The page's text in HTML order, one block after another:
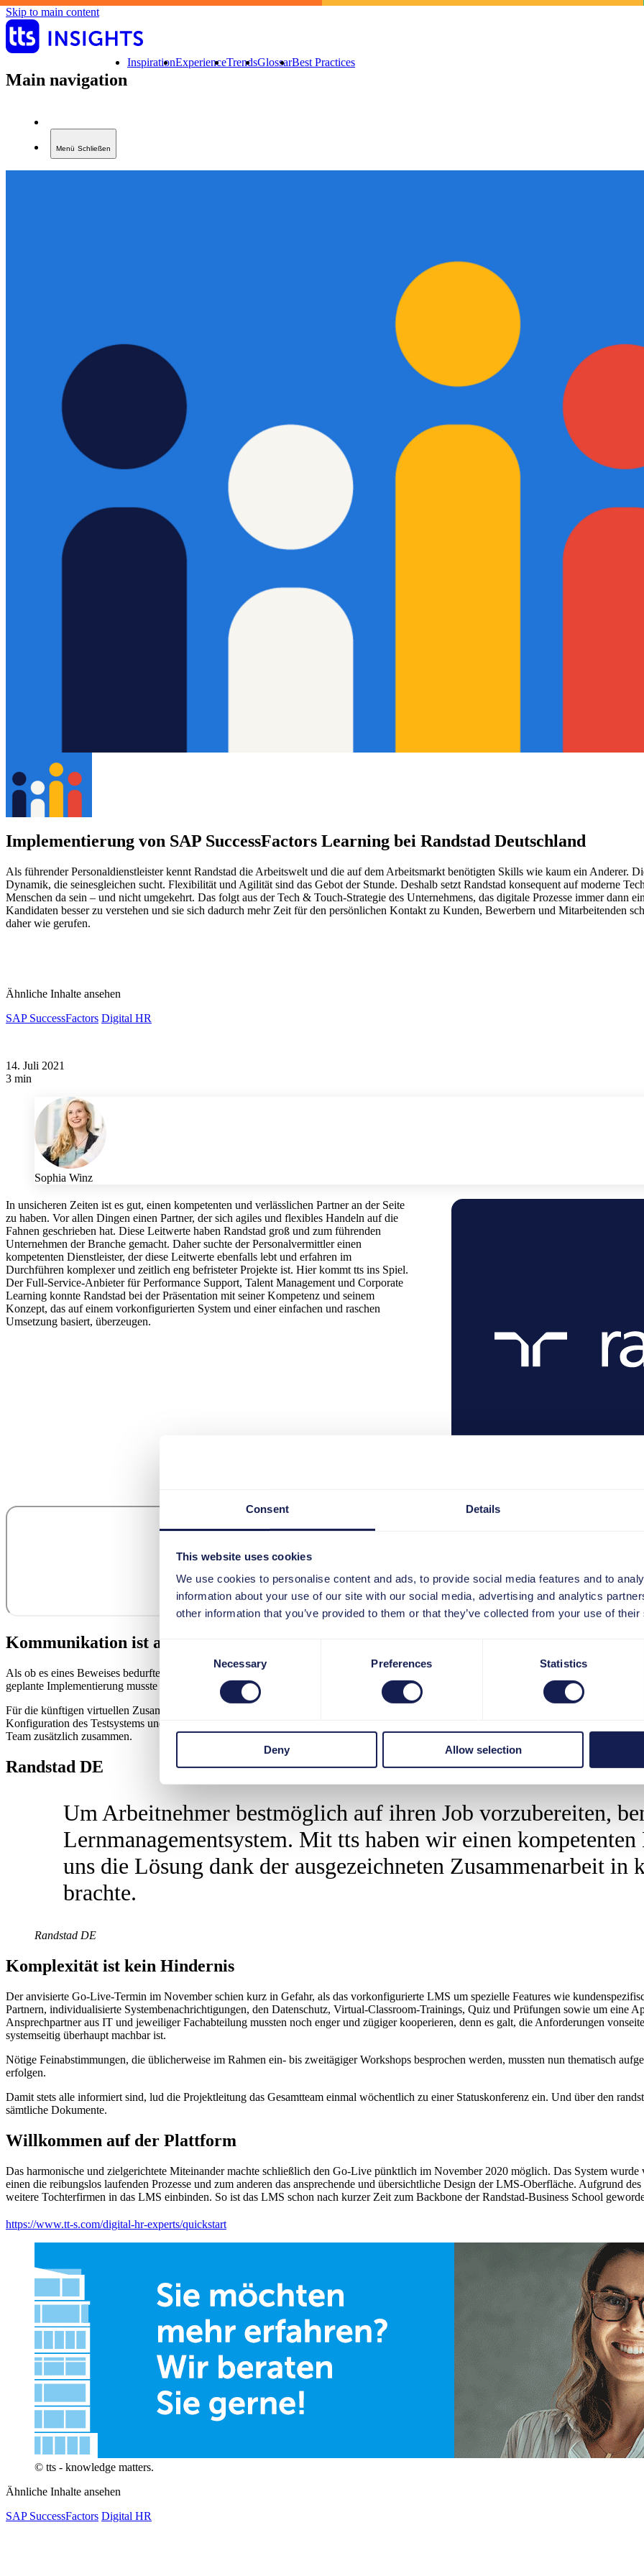
Consent Details
This website uses cookies
We use cookies to personalise content and ads, to provide social media features and to
information about your use of our site with our social media, advertising and analytics
other information that you’ve provided to them or that they’ve collected from your use of
Consent
Necessary Preferences Statistics
Deny Allow selection
Skip to main content
Main navigation
InspirationExperienceTrendsGlossarBest Practices
Menü Schließen
Implementierung von SAP SuccessFactors Learning bei Randstad Deutschland
Als führender Personaldienstleister kennt Randstad die Arbeitswelt und die auf dem Arbeitsmarkt benötigten Skills wie kaum ein Anderer.
Dynamik, die seinesgleichen sucht. Flexibilität und Agilität sind das Gebot der Stunde. Deshalb setzt Randstad konsequent auf moderne
Menschen da sein – und nicht umgekehrt. Das folgt aus der Tech & Touch-Strategie des Unternehmens, das digitale Prozesse immer dann
Kandidaten besser zu verstehen und sie sich dadurch mehr Zeit für den persönlichen Kontakt zu Kunden, Bewerbern und Mitarbeitenden
daher wie gerufen.
Ähnliche Inhalte ansehen
SAP SuccessFactors Digital HR
14. Juli 2021
3 min
Sophia Winz
In unsicheren Zeiten ist es gut, einen kompetenten und verlässlichen Partner an der Seite
zu haben. Vor allen Dingen einen Partner, der sich agiles und flexibles Handeln auf die
Fahnen geschrieben hat. Diese Leitwerte haben Randstad groß und zum führenden
Unternehmen der Branche gemacht. Daher suchte der Personalvermittler einen
kompetenten Dienstleister, der diese Leitwerte ebenfalls lebt und erfahren im
Durchführen komplexer und zeitlich eng befristeter Projekte ist. Hier kommt tts ins Spiel.
Der Full-Service-Anbieter für Performance Support, Talent Management und Corporate
Learning konnte Randstad bei der Präsentation mit seiner Kompetenz und seinem
Konzept, das auf einem vorkonfigurierten System und einer einfachen und raschen
Umsetzung basiert, überzeugen.
Kommunikation ist alles
Als ob es eines Beweises bedurfte, wurde die Flexibilität von tts auch gleich auf die Probe gestellt. Denn pünktlich zum Projektbeginn im
geplante Implementierung musste zum Großteil im Remote-Modus durchgeführt werden.
Für die künftigen virtuellen Zusammenkünfte nutzte das Team fortan Google Hangouts. Auf ein Kennenlerntreffen folgten diverse
Konfiguration des Testsystems und auch prozessbegleitend. In der Hochphase kam das Team zwei- bis dreimal in der Woche zusammen.
Team zusätzlich zusammen.
Randstad DE
Um Arbeitnehmer bestmöglich auf ihren Job vorzubereiten,
Lernmanagementsystem. Mit tts haben wir einen
uns die Lösung dank der ausgezeichneten Zusammenarbeit in
brachte.
Randstad DE
Komplexität ist kein Hindernis
Der anvisierte Go-Live-Termin im November schien kurz in Gefahr, als das vorkonfigurierte LMS um spezielle Features wie
Partnern, individualisierte Systembenachrichtigungen, den Datenschutz, Virtual-Classroom-Trainings, Quiz und Prüfungen sowie um eine
Ansprechpartner aus IT und jeweiliger Fachabteilung mussten noch enger und zügiger kooperieren, denn es galt, die Anforderungen
systemseitig überhaupt machbar ist.
Nötige Feinabstimmungen, die üblicherweise im Rahmen ein- bis zweitägiger Workshops besprochen werden, mussten nun thematisch
erfolgen.
Damit stets alle informiert sind, lud die Projektleitung das Gesamtteam einmal wöchentlich zu einer Statuskonferenz ein. Und über den
sämtliche Dokumente.
Willkommen auf der Plattform
Das harmonische und zielgerichtete Miteinander machte schließlich den Go-Live pünktlich im November 2020 möglich. Das System
einen die reibungslos laufenden Prozesse und zum anderen das ansprechende und übersichtliche Design der LMS-Oberfläche. Aufgrund
weitere Tochterfirmen in das LMS einbinden. So ist das LMS schon nach kurzer Zeit zum Backbone der Randstad-Business School
https://www.tt-s.com/digital-hr-experts/quickstart
© tts - knowledge matters.
Ähnliche Inhalte ansehen
SAP SuccessFactors Digital HR